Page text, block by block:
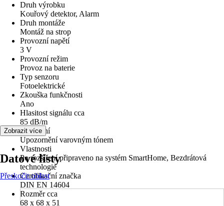
Druh výrobku
Kouřový detektor, Alarm
Druh montáže
Montáž na strop
Provozní napětí
3 V
Provozní režim
Provoz na baterie
Typ senzoru
Fotoelektrické
Zkouška funkčnosti
Ano
Hlasitost signálu cca
85 dB/m
Vybavení
Upozornění varovným tónem
Vlastnosti
Po rozšíření připraveno na systém SmartHome, Bezdrátová
technologie
Certifikační značka
DIN EN 14604
Rozměr cca
68 x 68 x 51
Zobrazit více
Datové listy
Přeskočit oblast